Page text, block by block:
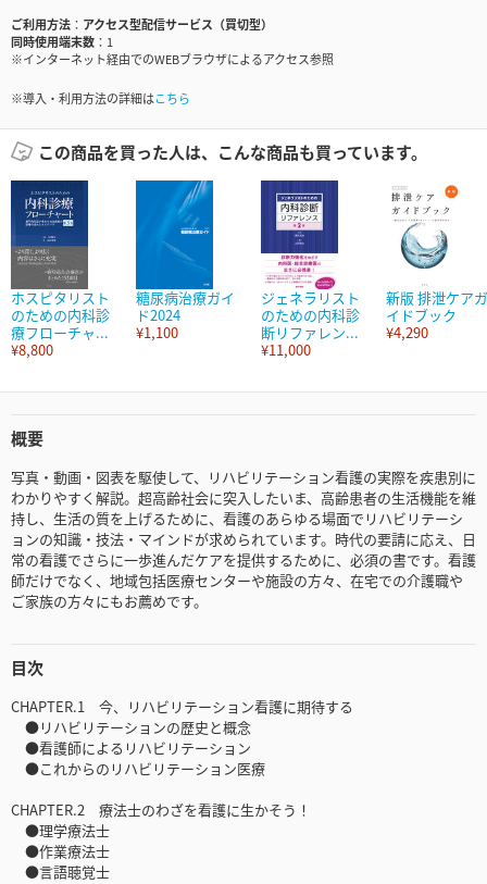
ご利用方法
アクセス型配信サービス（買切型）
同時使用端末数
1
※インターネット経由でのWEBブラウザによるアクセス参照
※導入・利用方法の詳細はこちら
この商品を買った人は、こんな商品も買っています。
ホスピタリスト
のための内科診
療フローチャ...
¥8,800
糖尿病治療ガイ
ド2024
¥1,100
ジェネラリスト
のための内科診
断リファレン...
¥11,000
新版 排泄ケアガ
イドブック
¥4,290
概要
写真・動画・図表を駆使して、リハビリテーション看護の実際を疾患別に
わかりやすく解説。超高齢社会に突入したいま、高齢患者の生活機能を維
持し、生活の質を上げるために、看護のあらゆる場面でリハビリテーシ
ョンの知識・技法・マインドが求められています。時代の要請に応え、日
常の看護でさらに一歩進んだケアを提供するために、必須の書です。看護
師だけでなく、地域包括医療センターや施設の方々、在宅での介護職や
ご家族の方々にもお薦めです。
目次
CHAPTER.1 今、リハビリテーション看護に期待する
●リハビリテーションの歴史と概念
●看護師によるリハビリテーション
●これからのリハビリテーション医療
CHAPTER.2 療法士のわざを看護に生かそう！
●理学療法士
●作業療法士
●言語聴覚士